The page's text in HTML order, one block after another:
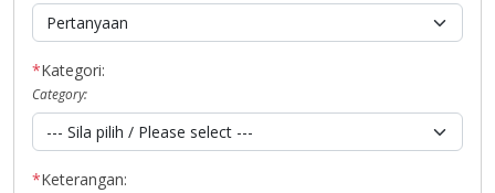
*Kategori:
Category:
*Keterangan: